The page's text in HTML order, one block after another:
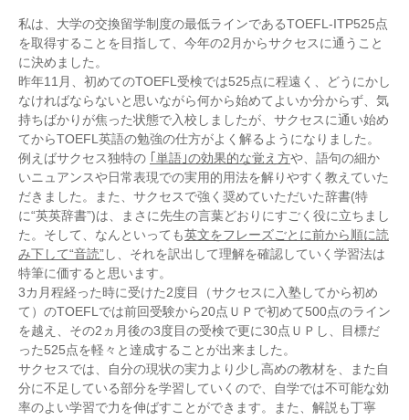
私は、大学の交換留学制度の最低ラインであるTOEFL-ITP525点
を取得することを目指して、今年の2月からサクセスに通うこと
に決めました。
昨年11月、初めてのTOEFL受検では525点に程遠く、どうにかし
なければならないと思いながら何から始めてよいか分からず、気
持ちばかりが焦った状態で入校しましたが、サクセスに通い始め
てからTOEFL英語の勉強の仕方がよく解るようになりました。
例えばサクセス独特の
｢単語｣の効果的な覚え方や、語句の細か
いニュアンスや日常表現での実用的用法を解りやすく教えていた
だきました。また、サクセスで強く奨めていただいた辞書(特
に“英英辞書”)は、まさに先生の言葉どおりにすごく役に立ちまし
た。そして、なんといっても英文をフレーズごとに前から順に読
み下して“音読”し、それを訳出して理解を確認していく学習法は
特筆に価すると思います。
3カ月程経った時に受けた2度目（サクセスに入塾してから初め
て）のTOEFLでは前回受験から20点ＵＰで初めて500点のライン
を越え、その2ヵ月後の3度目の受検で更に30点ＵＰし、目標だ
った525点を軽々と達成することが出来ました。
サクセスでは、自分の現状の実力より少し高めの教材を、また自
分に不足している部分を学習していくので、自学では不可能な効
率のよい学習で力を伸ばすことができます。また、解説も丁寧